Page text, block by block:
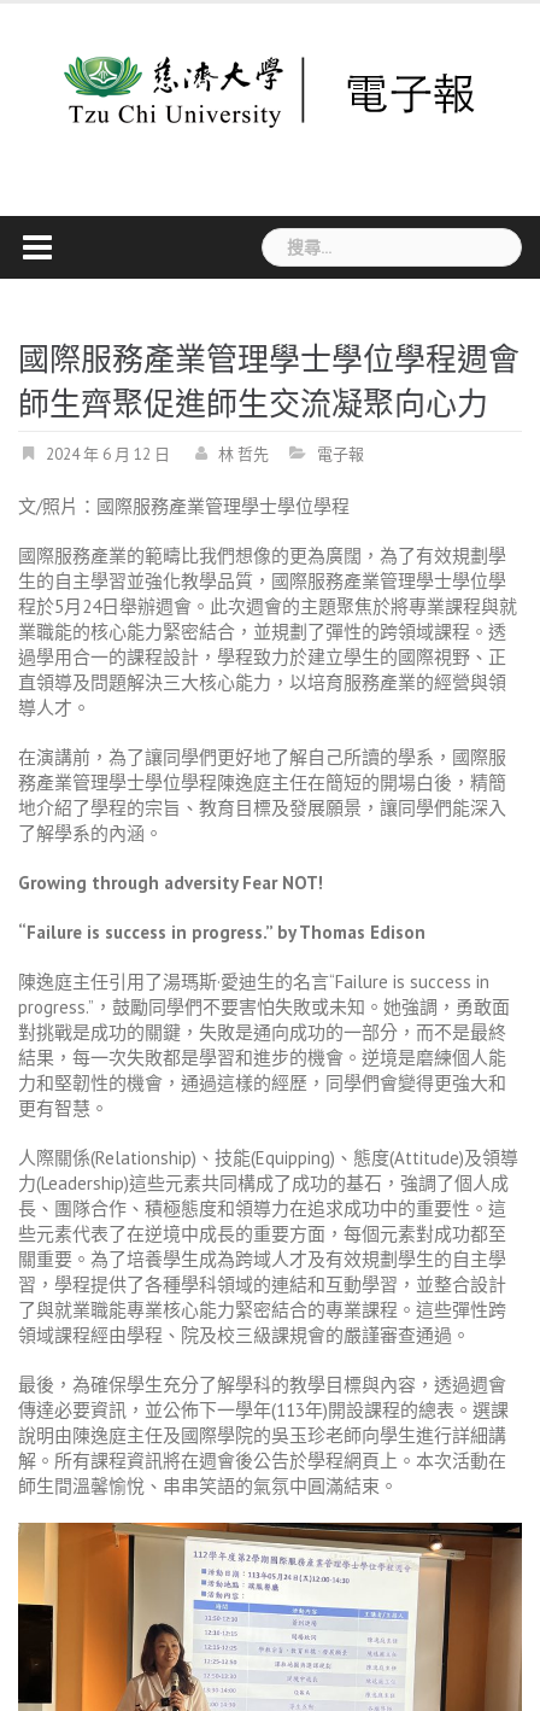
搜
尋
字:
國際服務產業管理學士學位學程週會
師生齊聚促進師生交流凝聚向心力
2024 年 6 月 12 日 林 哲先 電子報
文/照片：國際服務產業管理學士學位學程
國際服務產業的範疇比我們想像的更為廣闊，為了有效規劃學
生的自主學習並強化教學品質，國際服務產業管理學士學位學
程於5月24日舉辦週會。此次週會的主題聚焦於將專業課程與就
業職能的核心能力緊密結合，並規劃了彈性的跨領域課程。透
過學用合一的課程設計，學程致力於建立學生的國際視野、正
直領導及問題解決三大核心能力，以培育服務產業的經營與領
導人才。
在演講前，為了讓同學們更好地了解自己所讀的學系，國際服
務產業管理學士學位學程陳逸庭主任在簡短的開場白後，精簡
地介紹了學程的宗旨、教育目標及發展願景，讓同學們能深入
了解學系的內涵。
Growing through adversity Fear NOT!
“Failure is success in progress.” by Thomas Edison
陳逸庭主任引用了湯瑪斯·愛迪生的名言“Failure is success in
progress.” ，鼓勵同學們不要害怕失敗或未知。她強調，勇敢面
對挑戰是成功的關鍵，失敗是通向成功的一部分，而不是最終
結果，每一次失敗都是學習和進步的機會。逆境是磨練個人能
力和堅韌性的機會，通過這樣的經歷，同學們會變得更強大和
更有智慧。
人際關係(Relationship) 、技能(Equipping) 、態度(Attitude)及領導
力(Leadership)這些元素共同構成了成功的基石，強調了個人成
長、團隊合作、積極態度和領導力在追求成功中的重要性。這
些元素代表了在逆境中成長的重要方面，每個元素對成功都至
關重要。 為了培養學生成為跨域人才及有效規劃學生的自主學
習，學程提供了各種學科領域的連結和互動學習，並整合設計
了與就業職能專業核心能力緊密結合的專業課程。這些彈性跨
領域課程經由學程、院及校三級課規會的嚴謹審查通過。
最後，為確保學生充分了解學科的教學目標與內容，透過週會
傳達必要資訊，並公佈下一學年(113年)開設課程的總表。選課
說明由陳逸庭主任及國際學院的吳玉珍老師向學生進行詳細講
解。所有課程資訊將在週會後公告於學程網頁上。本次活動在
師生間溫馨愉悅、串串笑語的氣氛中圓滿結束。